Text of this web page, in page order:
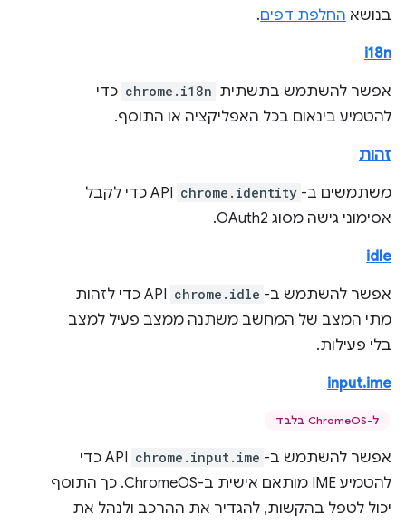
בנושא החלפת דפים.
i18n
אפשר להשתמש בתשתית chrome.i18n כדי
להטמיע בינאום בכל האפליקציה או התוסף.
זהות
משתמשים ב- chrome.identity
API כדי לקבל
אסימוני גישה מסוג OAuth2.
idle
אפשר להשתמש ב- chrome.idle
API כדי לזהות
מתי המצב של המחשב משתנה ממצב פעיל למצב
בלי פעילות.
input.ime
ל-ChromeOS בלבד
אפשר להשתמש ב- chrome.input.ime
API כדי
להטמיע IME מותאם אישית ב-ChromeOS. כך התוסף
יכול לטפל בהקשות, להגדיר את ההרכב ולנהל את